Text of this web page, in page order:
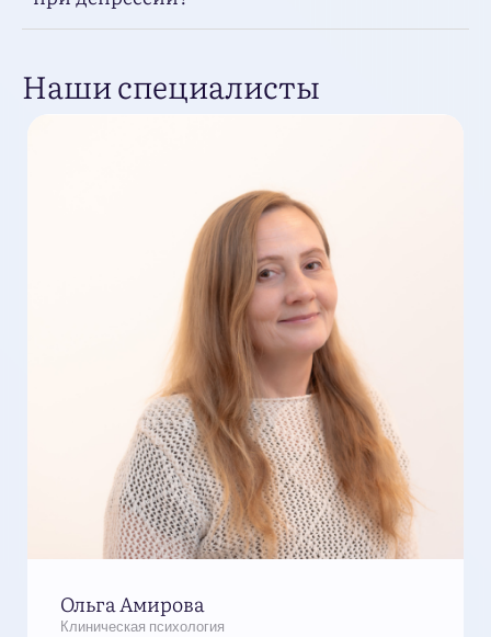
Наши специалисты
Ольга Амирова
Клиническая психология